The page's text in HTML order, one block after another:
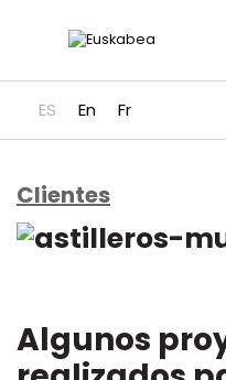
Ir directamente al
ES En Fr
Clientes
Algunos